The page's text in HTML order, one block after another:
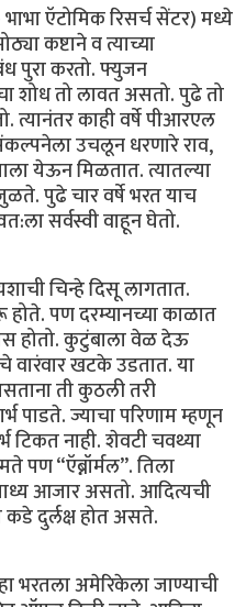
ऍटोमिक रिसर्च सेंटर) मध्ये
कष्टाने व त्याच्या
पुरा करतो. फ्युजन
शोध तो लावत असतो. पुढे तो
त्यानंतर काही वर्षे पीआरएल
उचलून धरणारे राव,
येऊन मिळतात. त्यातल्या
पुढे चार वर्षे भरत याच
सर्वस्वी वाहून घेतो.
चिन्हे दिसू लागतात.
होते. पण दरम्यानच्या काळात
होतो. कुटुंबाला वेळ देऊ
वारंवार खटके उडतात. या
ती कुठली तरी
पाडते. ज्याचा परिणाम म्हणून
टिकत नाही. शेवटी चवथ्या
पण “ऍब्नॉर्मल”. तिला
आजार असतो. आदित्यची
दुर्लक्ष होत असते.
भरतला अमेरिकेला जाण्याची